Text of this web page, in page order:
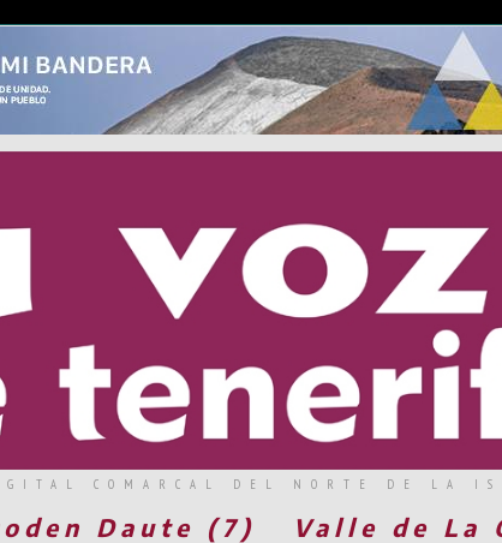
COMARCAL DEL NORTE DE LA
Daute (7) Valle de La